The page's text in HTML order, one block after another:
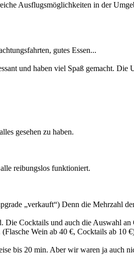
Ausflugsmöglichkeiten in der
gutes Essen...
und haben viel Spaß gemacht. Die
gesehen zu haben.
reibungslos funktioniert.
„verkauft“) Denn die Mehrzahl
Cocktails und auch die Auswahl
Wein ab 40 €, Cocktails ab 10
bis 20 min. Aber wir waren ja auch